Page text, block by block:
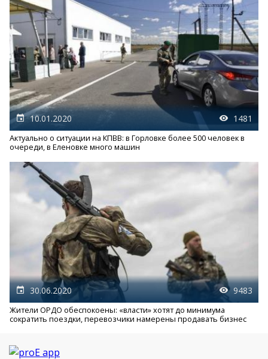
10.01.2020 1481
Актуально о ситуации на КПВВ: в Горловке более 500 человек в
очереди, в Еленовке много машин
30.06.2020 9483
Жители ОРДО обеспокоены: «власти» хотят до минимума
сократить поездки, перевозчики намерены продавать бизнес